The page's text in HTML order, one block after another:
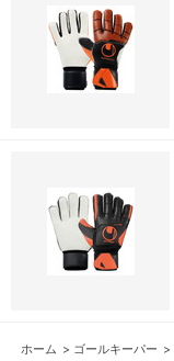
ホーム > ゴールキーパー >